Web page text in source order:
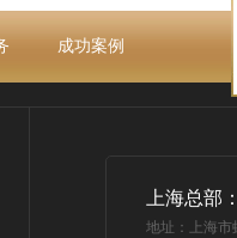
成功案例
上海总部
地址：上海